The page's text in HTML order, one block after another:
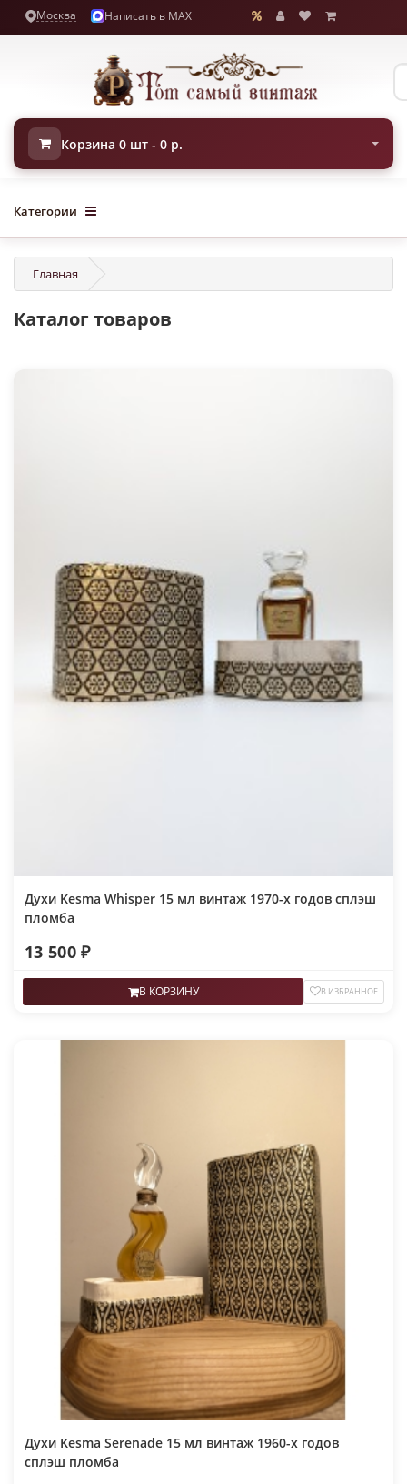
Москва Написать в MAX
Корзина 0 шт - 0 р.
Категории
Главная
Каталог товаров
Духи Kesma Whisper 15 мл винтаж 1970-х годов сплэш
пломба
13 500 ₽
В КОРЗИНУ В ИЗБРАННОЕ
Духи Kesma Serenade 15 мл винтаж 1960-х годов
сплэш пломба